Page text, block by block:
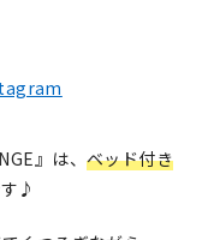
』は、ベッド付き
♪